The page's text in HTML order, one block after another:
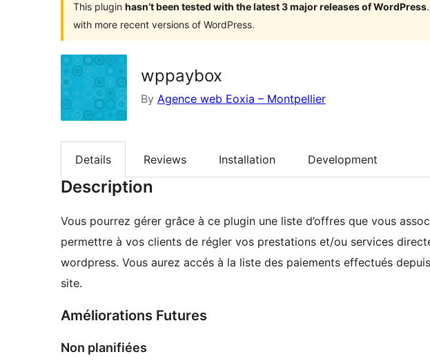
This plugin hasn’t been tested with the latest 3 major releases of WordPress
with more recent versions of WordPress.
wppaybox
By Agence web Eoxia – Montpellier
Details Reviews Installation Development
Description
Vous pourrez gérer grâce à ce plugin une liste d’offres que vous
permettre à vos clients de régler vos prestations et/ou services
wordpress. Vous aurez accés à la liste des paiements effectués
site.
Améliorations Futures
Non planifiées